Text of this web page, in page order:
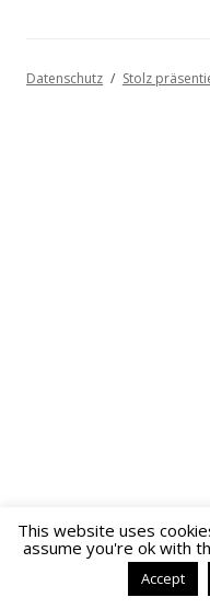
Datenschutz Stolz
This website uses
assume you're ok with
Accept